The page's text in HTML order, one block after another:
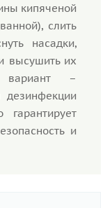
кипяченой
слить
насадки,
высушить их
вариант –
гарантирует
и